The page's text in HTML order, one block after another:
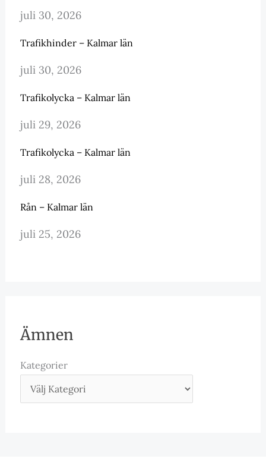
juli 30, 2026
Trafikhinder – Kalmar län
juli 30, 2026
Trafikolycka – Kalmar län
juli 29, 2026
Trafikolycka – Kalmar län
juli 28, 2026
Rån – Kalmar län
juli 25, 2026
Ämnen
Kategorier